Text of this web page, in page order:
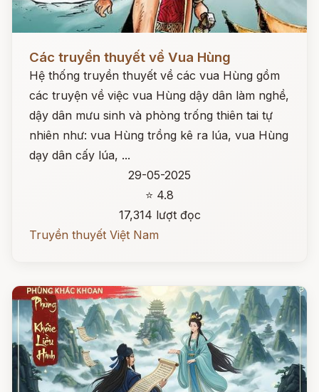
Các truyền thuyết về Vua Hùng
Hệ thống truyền thuyết về các vua Hùng gồm
các truyện về việc vua Hùng dậy dân làm nghề,
dậy dân mưu sinh và phòng trống thiên tai tự
nhiên như: vua Hùng trồng kê ra lúa, vua Hùng
dạy dân cấy lúa, ...
29-05-2025
⭐ 4.8
17,314 lượt đọc
Truyền thuyết Việt Nam